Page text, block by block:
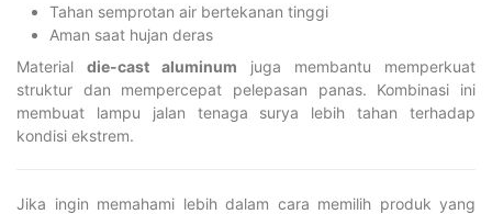
Tahan semprotan air bertekanan tinggi
Aman saat hujan deras
Material die-cast aluminum juga membantu memperkuat
struktur dan mempercepat pelepasan panas. Kombinasi ini
membuat lampu jalan tenaga surya lebih tahan terhadap
kondisi ekstrem.
Jika ingin memahami lebih dalam cara memilih produk yang